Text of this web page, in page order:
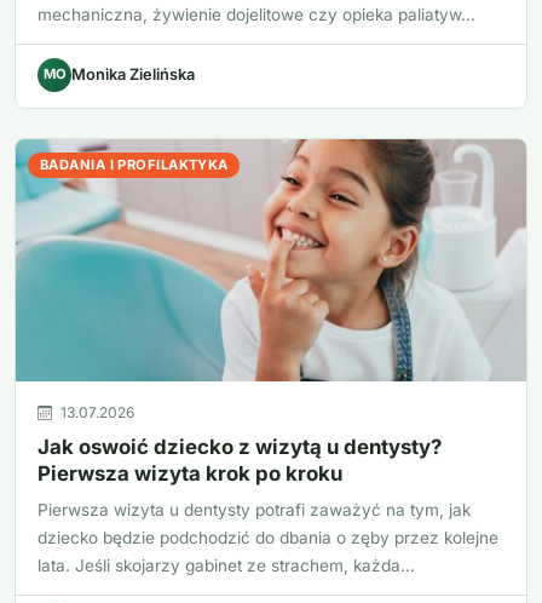
mechaniczna, żywienie dojelitowe czy opieka paliatyw…
MO Monika Zielińska
BADANIA I PROFILAKTYKA
13.07.2026
Jak oswoić dziecko z wizytą u dentysty?
Pierwsza wizyta krok po kroku
Pierwsza wizyta u dentysty potrafi zaważyć na tym, jak
dziecko będzie podchodzić do dbania o zęby przez kolejne
lata. Jeśli skojarzy gabinet ze strachem, każda…